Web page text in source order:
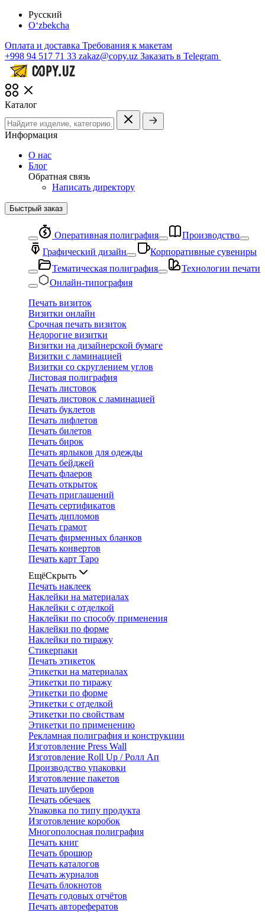
Русский
O‘zbekcha
Оплата и доставка Требования к макетам
+998 94 517 71 33 zakaz@copy.uz Заказать в Telegram
Каталог
Информация
О нас
Блог
Обратная связь
Написать директору
Быстрый заказ
Оперативная полиграфия
Производство
Графический дизайн
Корпоративные сувениры
Тематическая полиграфия
Технологии печати
Онлайн-типография
Печать визиток
Визитки онлайн
Срочная печать визиток
Недорогие визитки
Визитки на дизайнерской бумаге
Визитки с ламинацией
Визитки со скруглением углов
Листовая полиграфия
Печать листовок
Печать листовок с ламинацией
Печать буклетов
Печать лифлетов
Печать билетов
Печать бирок
Печать ярлыков для одежды
Печать бейджей
Печать флаеров
Печать открыток
Печать приглашений
Печать сертификатов
Печать дипломов
Печать грамот
Печать фирменных бланков
Печать конвертов
Печать карт Таро
ЕщёСкрыть
Печать наклеек
Наклейки на материалах
Наклейки с отделкой
Наклейки по способу применения
Наклейки по форме
Наклейки по тиражу
Стикерпаки
Печать этикеток
Этикетки на материалах
Этикетки по тиражу
Этикетки по форме
Этикетки с отделкой
Этикетки по свойствам
Этикетки по применению
Рекламная полиграфия и конструкции
Изготовление Press Wall
Изготовление Roll Up / Ролл Ап
Производство упаковки
Изготовление пакетов
Печать шуберов
Печать обечаек
Упаковка по типу продукта
Изготовление коробок
Многополосная полиграфия
Печать книг
Печать брошюр
Печать каталогов
Печать журналов
Печать блокнотов
Печать годовых отчётов
Печать авторефератов